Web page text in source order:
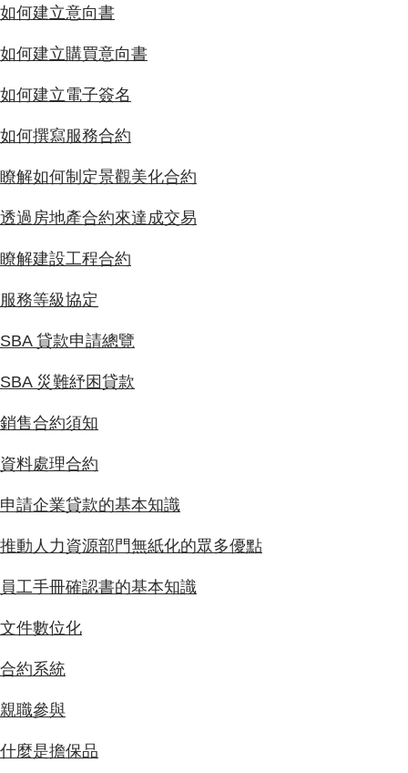
如何建立意向書
如何建立購買意向書
如何建立電子簽名
如何撰寫服務合約
瞭解如何制定景觀美化合約
透過房地產合約來達成交易
瞭解建設工程合約
服務等級協定
SBA 貸款申請總覽
SBA 災難紓困貸款
銷售合約須知
資料處理合約
申請企業貸款的基本知識
推動人力資源部門無紙化的眾多優點
員工手冊確認書的基本知識
文件數位化
合約系統
親職參與
什麼是擔保品